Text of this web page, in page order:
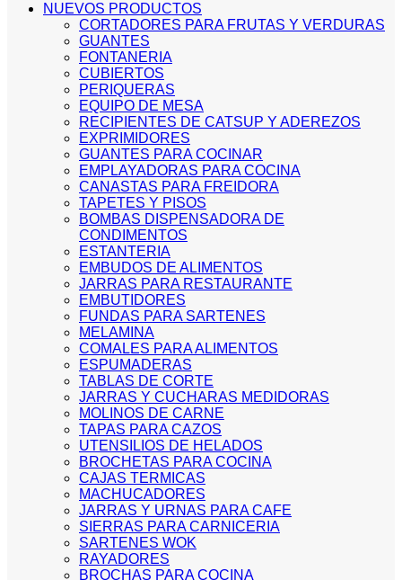
NUEVOS PRODUCTOS
CORTADORES PARA FRUTAS Y VERDURAS
GUANTES
FONTANERIA
CUBIERTOS
PERIQUERAS
EQUIPO DE MESA
RECIPIENTES DE CATSUP Y ADEREZOS
EXPRIMIDORES
GUANTES PARA COCINAR
EMPLAYADORAS PARA COCINA
CANASTAS PARA FREIDORA
TAPETES Y PISOS
BOMBAS DISPENSADORA DE
CONDIMENTOS
ESTANTERIA
EMBUDOS DE ALIMENTOS
JARRAS PARA RESTAURANTE
EMBUTIDORES
FUNDAS PARA SARTENES
MELAMINA
COMALES PARA ALIMENTOS
ESPUMADERAS
TABLAS DE CORTE
JARRAS Y CUCHARAS MEDIDORAS
MOLINOS DE CARNE
TAPAS PARA CAZOS
UTENSILIOS DE HELADOS
BROCHETAS PARA COCINA
CAJAS TERMICAS
MACHUCADORES
JARRAS Y URNAS PARA CAFE
SIERRAS PARA CARNICERIA
SARTENES WOK
RAYADORES
BROCHAS PARA COCINA